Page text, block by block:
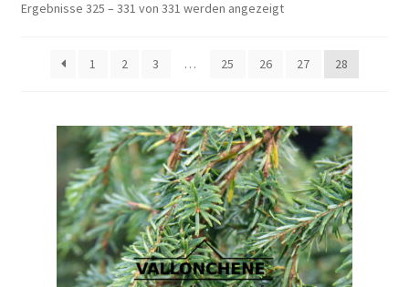
Ergebnisse 325 – 331 von 331 werden angezeigt
1 2 3 … 25 26 27 28